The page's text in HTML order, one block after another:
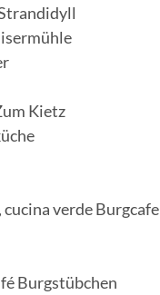
Kietz
verde Burgcafe
Burgstübchen